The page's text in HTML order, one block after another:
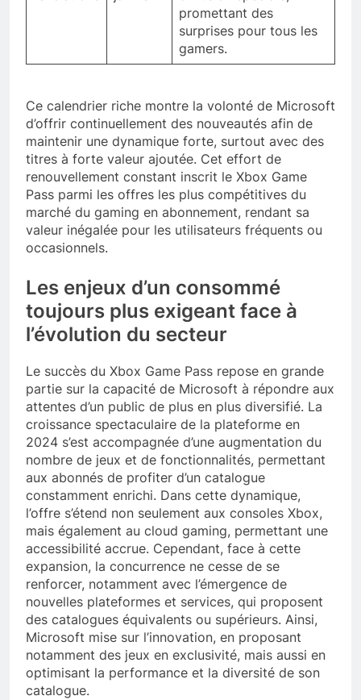
promettant des
surprises pour tous les
gamers.
Ce calendrier riche montre la volonté de Microsoft
d’offrir continuellement des nouveautés afin de
maintenir une dynamique forte, surtout avec des
titres à forte valeur ajoutée. Cet effort de
renouvellement constant inscrit le Xbox Game
Pass parmi les offres les plus compétitives du
marché du gaming en abonnement, rendant sa
valeur inégalée pour les utilisateurs fréquents ou
occasionnels.
Les enjeux d’un consommé
toujours plus exigeant face à
l’évolution du secteur
Le succès du Xbox Game Pass repose en grande
partie sur la capacité de Microsoft à répondre aux
attentes d’un public de plus en plus diversifié. La
croissance spectaculaire de la plateforme en
2024 s’est accompagnée d’une augmentation du
nombre de jeux et de fonctionnalités, permettant
aux abonnés de profiter d’un catalogue
constamment enrichi. Dans cette dynamique,
l’offre s’étend non seulement aux consoles Xbox,
mais également au cloud gaming, permettant une
accessibilité accrue. Cependant, face à cette
expansion, la concurrence ne cesse de se
renforcer, notamment avec l’émergence de
nouvelles plateformes et services, qui proposent
des catalogues équivalents ou supérieurs. Ainsi,
Microsoft mise sur l’innovation, en proposant
notamment des jeux en exclusivité, mais aussi en
optimisant la performance et la diversité de son
catalogue.